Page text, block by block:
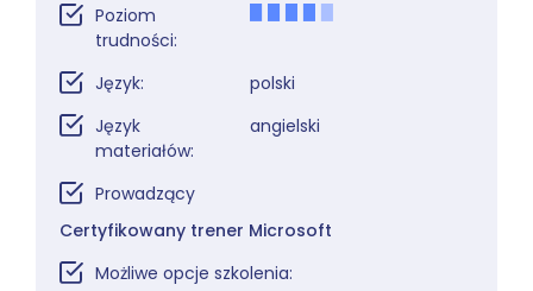
Poziom
trudności:
Język:
polski
Język
materiałów:
angielski
Prowadzący
Certyfikowany trener Microsoft
Możliwe opcje szkolenia: